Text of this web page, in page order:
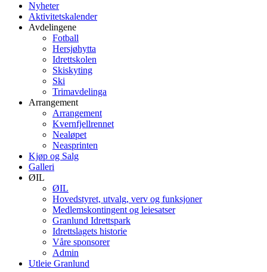
Nyheter
Aktivitetskalender
Avdelingene
Fotball
Hersjøhytta
Idrettskolen
Skiskyting
Ski
Trimavdelinga
Arrangement
Arrangement
Kvernfjellrennet
Nealøpet
Neasprinten
Kjøp og Salg
Galleri
ØIL
ØIL
Hovedstyret, utvalg, verv og funksjoner
Medlemskontingent og leiesatser
Granlund Idrettspark
Idrettslagets historie
Våre sponsorer
Admin
Utleie Granlund